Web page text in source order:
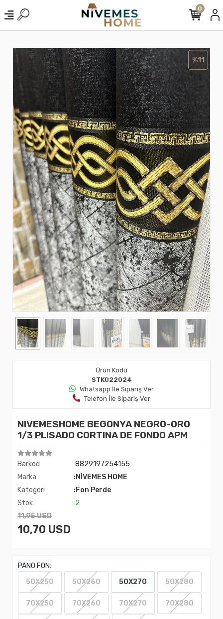
0
%11
Ürün Kodu
STK022024
Whatsapp İle Sipariş Ver
Telefon İle Sipariş Ver
NIVEMESHOME BEGONYA NEGRO-ORO
1/3 PLISADO CORTINA DE FONDO APM
Barkod
:8829197254155
Marka
:NİVEMES HOME
Kategori
:Fon Perde
Stok
:2
11,95 USD
10,70 USD
PANO FON:
50X250
50X260 50X270 50X280
70X250 70X260 70X270 70X280